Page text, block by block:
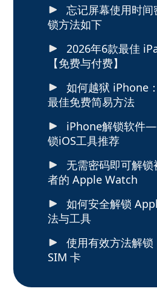
忘记屏幕使用时
锁方法如下
2026年6款最佳
【免费与付费】
如何越狱 iPhone
最佳免费简易方法
iPhone解锁软件
锁iOS工具推荐
无需密码即可解
者的 Apple Watch
如何安全解锁
法与工具
使用有效方法解
SIM 卡